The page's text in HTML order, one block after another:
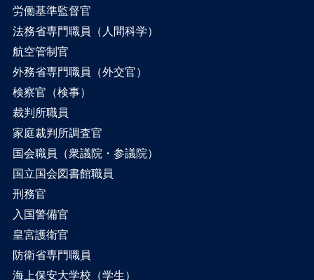
労働基準監督官
法務省専門職員（人間科学）
航空管制官
外務省専門職員（外交官）
検察官（検事）
裁判所職員
家庭裁判所調査官
国会職員（衆議院・参議院）
国立国会図書館職員
刑務官
入国警備官
皇宮護衛官
防衛省専門職員
海上保安大学校（学生）